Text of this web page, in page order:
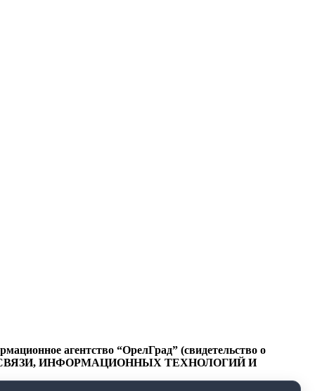
агентство “ОрелГрад” (свидетельство о
СВЯЗИ, ИНФОРМАЦИОННЫХ ТЕХНОЛОГИЙ И